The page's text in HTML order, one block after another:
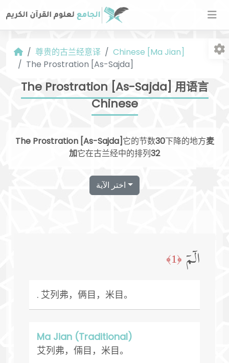
尊贵的古兰经意译
Chinese [Ma Jian]
The Prostration [As-Sajda]
The Prostration [As-Sajda] 用语言
Chinese
The Prostration [As-Sajda]它的节数30下降的地方麦
加它在古兰经中的排列32
اختر الآية
الۤمۤ ﴿1﴾
. 艾列弗，俩目，米目。
Ma Jian (Traditional)
艾列弗，倆目，米目。